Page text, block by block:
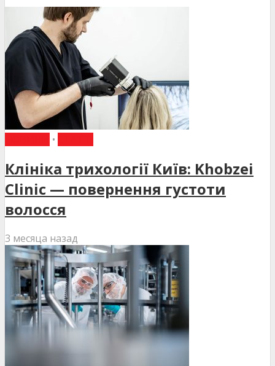
•
Клініка трихології Київ: Khobzei
Clinic — повернення густоти
волосся
3 месяца назад